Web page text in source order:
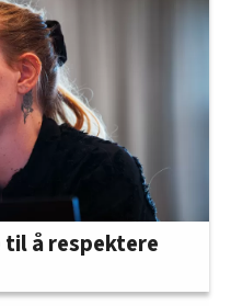
å respektere